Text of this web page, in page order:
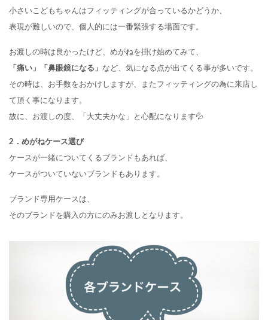
小さいこどもちゃんはフィッティングが合っているかどうか、
表現が難しいので、個人的には一番緊張する場面です。
お渡しの時は良かったけど、めがねを掛け始めてみて、
「痛い」「鼻眼鏡になる」 など、気になる点が出てくる事が多いです。
その時は、お手数をおかけしますが、またフィッティングの為に来店し
て頂く事になります。
故に、お渡しの度、「大丈夫かな」と心配になります💦
2．めがねケース選び
ケースが一緒についてくるブランドもあれば、
ケースがついていないブランドもあります。
ブランド専用ケースは、
そのブランドを購入の方にのみお渡しとなります。